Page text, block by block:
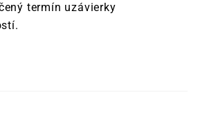
termín uzávierky